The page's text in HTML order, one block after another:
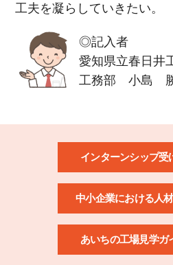
工夫を凝らしていきたい。
◎記入者
愛知県立春日井
工務部 小島
インターンシップ受
中小企業における人
あいちの工場見学ガ